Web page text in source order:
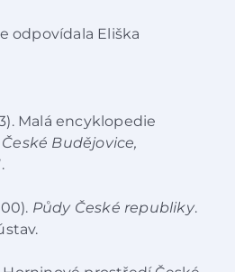
odpovídala Eliška
Malá encyklopedie
České Budějovice,
.
Půdy České republiky.